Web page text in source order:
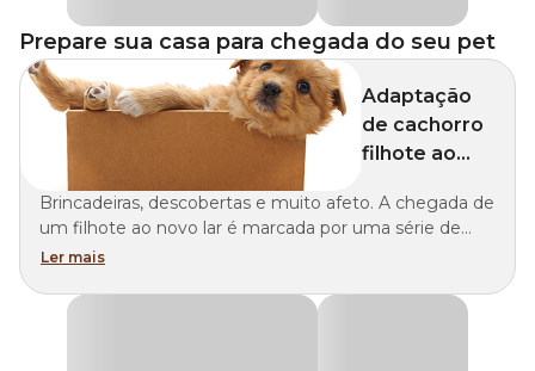
Prepare sua casa para chegada do seu pet
Adaptação
de cachorro
filhote ao
Brincadeiras, descobertas e muito afeto. A chegada de
um filhote ao novo lar é marcada por uma série de
novas experiências. Mas, é imprescindível que o tutor
O processo exige paciência e persistência, e engloba
Ler mais